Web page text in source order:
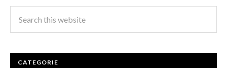
CATEGORIE